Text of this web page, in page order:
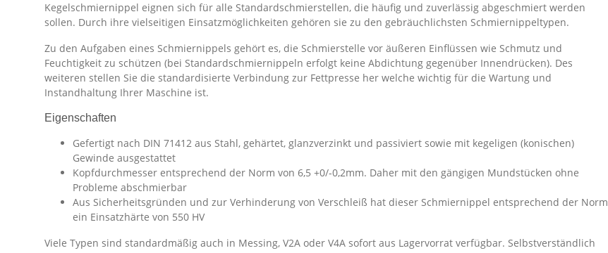
Kegelschmiernippel eignen sich für alle Standardschmierstellen, die häufig und zuverlässig abgeschmiert werden
sollen. Durch ihre vielseitigen Einsatzmöglichkeiten gehören sie zu den gebräuchlichsten Schmiernippeltypen.
Zu den Aufgaben eines Schmiernippels gehört es, die Schmierstelle vor äußeren Einflüssen wie Schmutz und
Feuchtigkeit zu schützen (bei Standardschmiernippeln erfolgt keine Abdichtung gegenüber Innendrücken). Des
weiteren stellen Sie die standardisierte Verbindung zur Fettpresse her welche wichtig für die Wartung und
Instandhaltung Ihrer Maschine ist.
Eigenschaften
Gefertigt nach DIN 71412 aus Stahl, gehärtet, glanzverzinkt und passiviert sowie mit kegeligen (konischen)
Gewinde ausgestattet
Kopfdurchmesser entsprechend der Norm von 6,5 +0/-0,2mm. Daher mit den gängigen Mundstücken ohne
Probleme abschmierbar
Aus Sicherheitsgründen und zur Verhinderung von Verschleiß hat dieser Schmiernippel entsprechend der Norm
ein Einsatzhärte von 550 HV
Viele Typen sind standardmäßig auch in Messing, V2A oder V4A sofort aus Lagervorrat verfügbar. Selbstverständlich